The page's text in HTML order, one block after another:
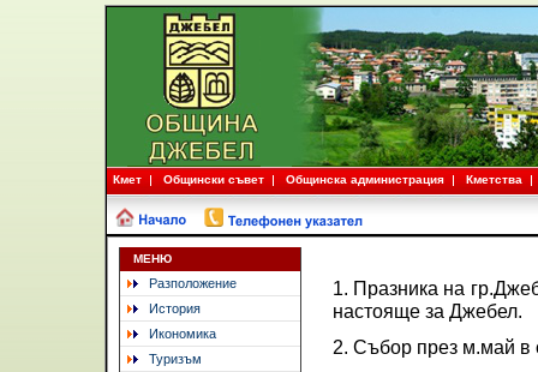
Кмет Общински съвет Общинска администрация Кметства
МЕНЮ
Разположение
История
Икономика
Туризъм
1. Празника на
настояще за Джебел.
2. Събор през м.май в